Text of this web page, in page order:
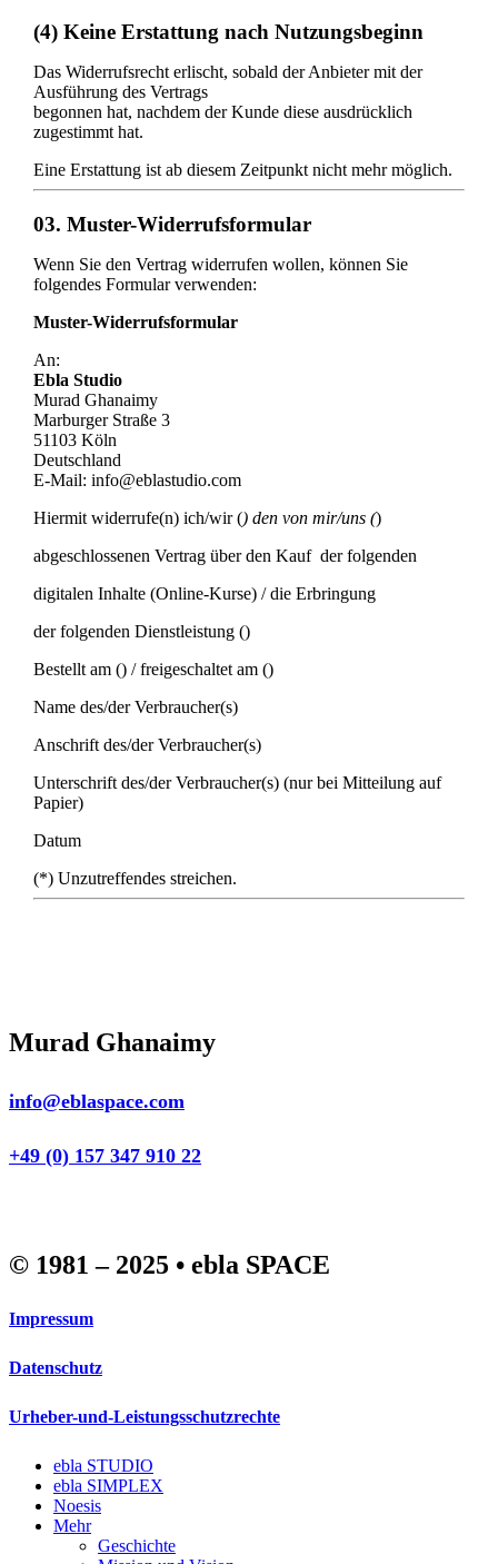
(4) Keine Erstattung nach Nutzungsbeginn
Das Widerrufsrecht erlischt, sobald der Anbieter mit der
Ausführung des Vertrags
begonnen hat, nachdem der Kunde diese ausdrücklich
zugestimmt hat.
Eine Erstattung ist ab diesem Zeitpunkt nicht mehr möglich.
03. Muster-Widerrufsformular
Wenn Sie den Vertrag widerrufen wollen, können Sie
folgendes Formular verwenden:
Muster-Widerrufsformular
An:
Ebla Studio
Murad Ghanaimy
Marburger Straße 3
51103 Köln
Deutschland
E-Mail: info@eblastudio.com
Hiermit widerrufe(n) ich/wir () den von mir/uns ()
abgeschlossenen Vertrag über den Kauf der folgenden
digitalen Inhalte (Online-Kurse) / die Erbringung
der folgenden Dienstleistung ()
Bestellt am () / freigeschaltet am ()
Name des/der Verbraucher(s)
Anschrift des/der Verbraucher(s)
Unterschrift des/der Verbraucher(s) (nur bei Mitteilung auf
Papier)
Datum
(*) Unzutreffendes streichen.
Murad Ghanaimy
info@eblaspace.com
+49 (0) 157 347 910 22
© 1981 – 2025 • ebla SPACE
Impressum
Datenschutz
Urheber-und-Leistungsschutzrechte
Close
Menu
ebla STUDIO
ebla SIMPLEX
Noesis
Mehr
Geschichte